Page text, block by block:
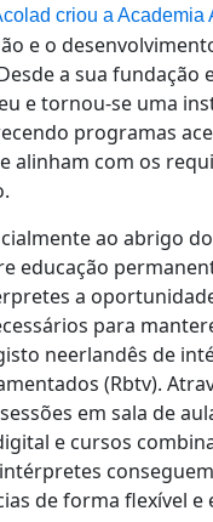
criou a Academia
e o
a sua fundação
e tornou-se uma
programas
alinham com os
ao abrigo
educação
a
para
neerlandês de
(Rbtv).
em sala de
e cursos
de forma flexível e